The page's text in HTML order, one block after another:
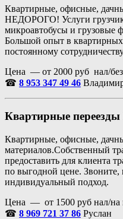
Квартирные, офисные,
НЕДОРОГО! Услуги
микроавтобусы и грузовые
Большой опыт в
постоянному
Цена — от 2000 руб нал/
☎ 8 953 347 49 46
Квартирные
Квартирные, офисные,
материалов.Собственный
предоставить для клиента
по выгодной цене.
индивидуальный подход.
Цена — от 1500 руб нал/на
☎ 8 969 721 37 86 Руслан